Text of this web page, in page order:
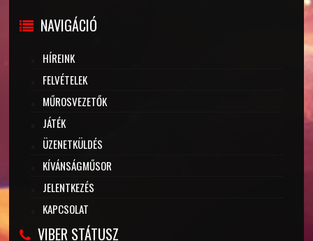
NAVIGÁCIÓ
HÍREINK
FELVÉTELEK
MŰROSVEZETŐK
JÁTÉK
ÜZENETKÜLDÉS
KÍVÁNSÁGMŰSOR
JELENTKEZÉS
KAPCSOLAT
VIBER STÁTUSZ